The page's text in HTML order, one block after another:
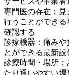
専門医の存在：
行うことができ
確認する
診療機器：痛みや
とができる最新
診療時間・場所
たり通いやすい